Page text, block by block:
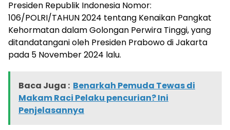
Presiden Republik Indonesia Nomor:
106/POLRI/TAHUN 2024 tentang Kenaikan Pangkat
Kehormatan dalam Golongan Perwira Tinggi, yang
ditandatangani oleh Presiden Prabowo di Jakarta
pada 5 November 2024 lalu.
Baca Juga : Benarkah Pemuda Tewas di
Makam Raci Pelaku pencurian? Ini
Penjelasannya